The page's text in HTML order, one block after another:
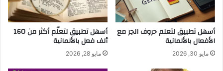
أسهل تطبيق لتعلم حروف الجر مع
الأفعال بالألمانية
مايو 30, 2026
أسهل تطبيق لتعلّم أكثر من 160
ألف فعل بالألمانية
مايو 28, 2026